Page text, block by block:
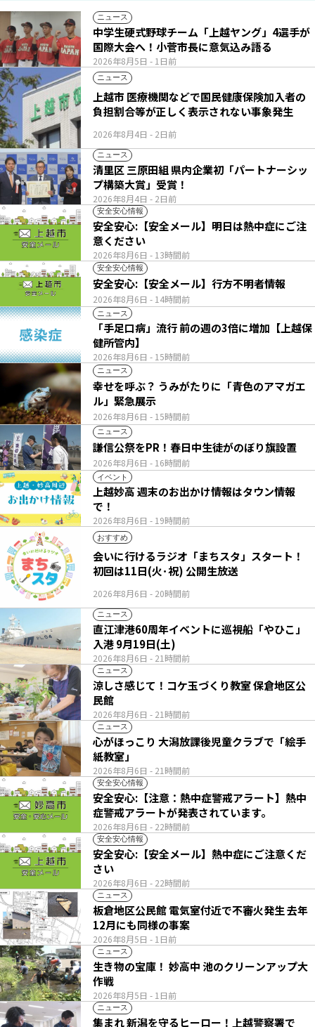
ニュース
2026年8月5日 - 1日前
中学生硬式野球チーム「上越ヤング」4選手が
国際大会へ！小菅市長に意気込み語る
ニュース
2026年8月4日 - 2日前
上越市 医療機関などで国民健康保険加入者の
負担割合等が正しく表示されない事象発生
ニュース
2026年8月4日 - 2日前
清里区 三原田組 県内企業初「パートナーシッ
プ構築大賞」受賞！
安全安心情報
2026年8月6日 - 13時間前
安全安心:【安全メール】明日は熱中症にご注
意ください
安全安心情報
2026年8月6日 - 14時間前
安全安心:【安全メール】行方不明者情報
ニュース
2026年8月6日 - 15時間前
「手足口病」流行 前の週の3倍に増加【上越保
健所管内】
ニュース
2026年8月6日 - 15時間前
幸せを呼ぶ？ うみがたりに「青色のアマガエ
ル」緊急展示
ニュース
2026年8月6日 - 16時間前
謙信公祭をPR！春日中生徒がのぼり旗設置
イベント
2026年8月6日 - 19時間前
上越妙高 週末のお出かけ情報はタウン情報
で！
おすすめ
2026年8月6日 - 20時間前
会いに行けるラジオ「まちスタ」スタート！
初回は11日(火･祝) 公開生放送
ニュース
2026年8月6日 - 21時間前
直江津港60周年イベントに巡視船「やひこ」
入港 9月19日(土)
ニュース
2026年8月6日 - 21時間前
涼しさ感じて！コケ玉づくり教室 保倉地区公
民館
ニュース
2026年8月6日 - 21時間前
心がほっこり 大潟放課後児童クラブで「絵手
紙教室」
安全安心情報
2026年8月6日 - 22時間前
安全安心:【注意：熱中症警戒アラート】熱中
症警戒アラートが発表されています。
安全安心情報
2026年8月6日 - 22時間前
安全安心:【安全メール】熱中症にご注意くだ
さい
ニュース
2026年8月5日 - 1日前
板倉地区公民館 電気室付近で不審火発生 去年
12月にも同様の事案
ニュース
2026年8月5日 - 1日前
生き物の宝庫！ 妙高中 池のクリーンアップ大
作戦
ニュース
集まれ 新潟を守るヒーロー！上越警察署で